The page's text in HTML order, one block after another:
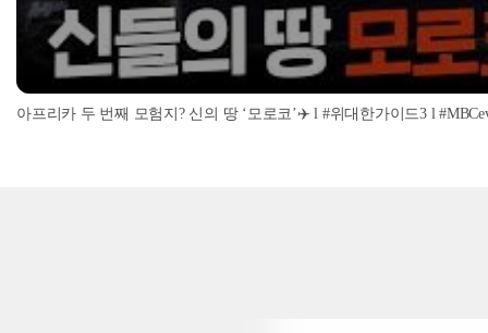
아프리카 두 번째 모험지? 신의 땅 ‘모로코’✈️ l #위대한가이드3 l